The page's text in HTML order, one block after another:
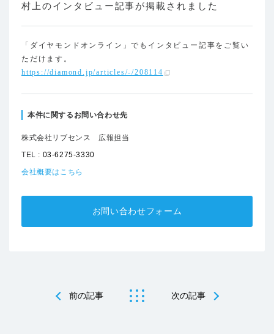
村上のインタビュー記事が掲載されました
「ダイヤモンドオンライン」でもインタビュー記事をご覧い
ただけます。
https://diamond.jp/articles/-/208114
本件に関するお問い合わせ先
株式会社リブセンス 広報担当
TEL : 03-6275-3330
会社概要はこちら
お問い合わせフォーム
前の記事 次の記事